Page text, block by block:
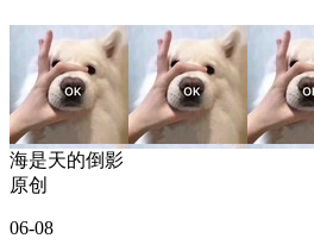
海是天的倒影
原创
06-08